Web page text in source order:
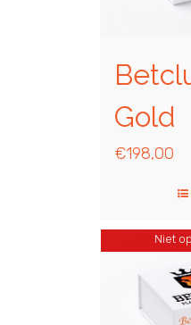
Gold
€198,00
Niet